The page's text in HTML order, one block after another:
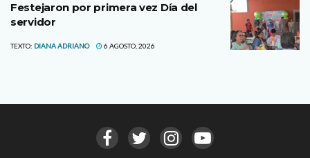
Festejaron por primera vez Día del
servidor
TEXTO: DIANA ADRIANO 6 AGOSTO, 2026